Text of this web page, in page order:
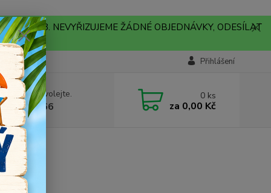
10.8. NEVYŘIZUJEME ŽÁDNÉ OBJEDNÁVKY, ODESÍLAT
Přihlášení
rady? Zavolejte. 0 ks
za 0,00 Kč